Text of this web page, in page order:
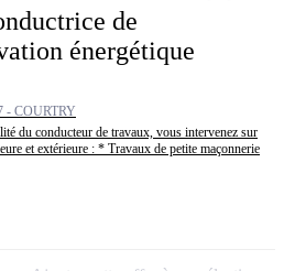
de
énergétique
- COURTRY
du conducteur de travaux, vous intervenez sur
et extérieure : * Travaux de petite maçonnerie